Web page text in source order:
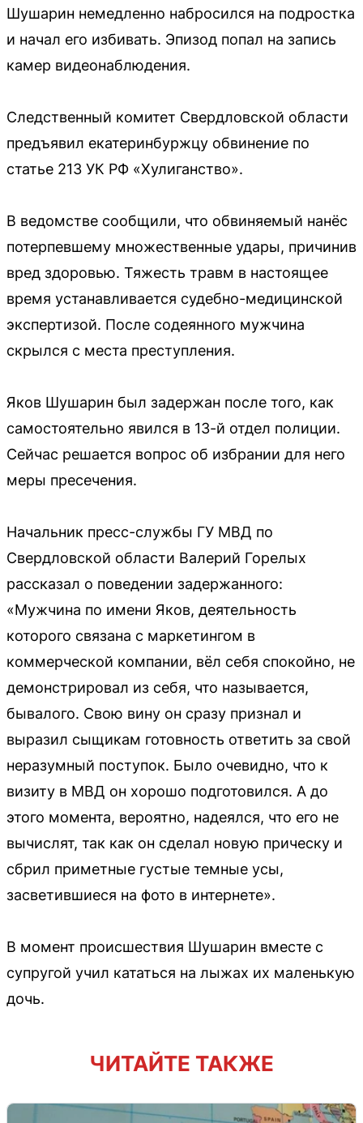
Шушарин немедленно набросился на подростка
и начал его избивать. Эпизод попал на запись
камер видеонаблюдения.
Следственный комитет Свердловской области
предъявил екатеринбуржцу обвинение по
статье 213 УК РФ «Хулиганство».
В ведомстве сообщили, что обвиняемый нанёс
потерпевшему множественные удары, причинив
вред здоровью. Тяжесть травм в настоящее
время устанавливается судебно-медицинской
экспертизой. После содеянного мужчина
скрылся с места преступления.
Яков Шушарин был задержан после того, как
самостоятельно явился в 13-й отдел полиции.
Сейчас решается вопрос об избрании для него
меры пресечения.
Начальник пресс-службы ГУ МВД по
Свердловской области Валерий Горелых
рассказал о поведении задержанного:
«Мужчина по имени Яков, деятельность
которого связана с маркетингом в
коммерческой компании, вёл себя спокойно, не
демонстрировал из себя, что называется,
бывалого. Свою вину он сразу признал и
выразил сыщикам готовность ответить за свой
неразумный поступок. Было очевидно, что к
визиту в МВД он хорошо подготовился. А до
этого момента, вероятно, надеялся, что его не
вычислят, так как он сделал новую прическу и
сбрил приметные густые темные усы,
засветившиеся на фото в интернете».
В момент происшествия Шушарин вместе с
супругой учил кататься на лыжах их маленькую
дочь.
ЧИТАЙТЕ ТАКЖЕ